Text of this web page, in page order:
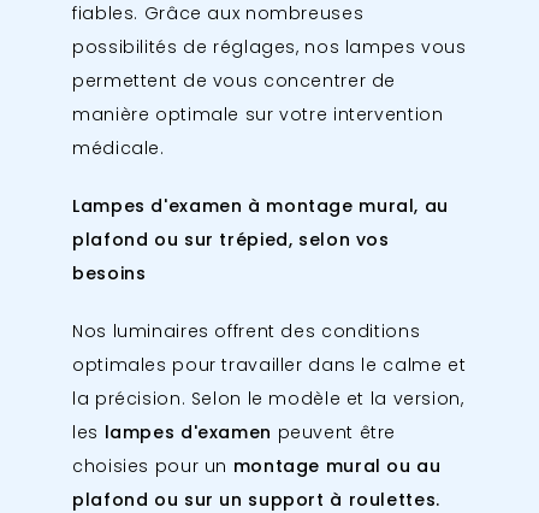
fiables. Grâce aux nombreuses
possibilités de réglages, nos lampes vous
permettent de vous concentrer de
manière optimale sur votre intervention
médicale.
Lampes d'examen à montage mural, au
plafond ou sur trépied, selon vos
besoins
Nos luminaires offrent des conditions
optimales pour travailler dans le calme et
la précision. Selon le modèle et la version,
les lampes d'examen peuvent être
choisies pour un montage mural ou au
plafond ou sur un support à roulettes.